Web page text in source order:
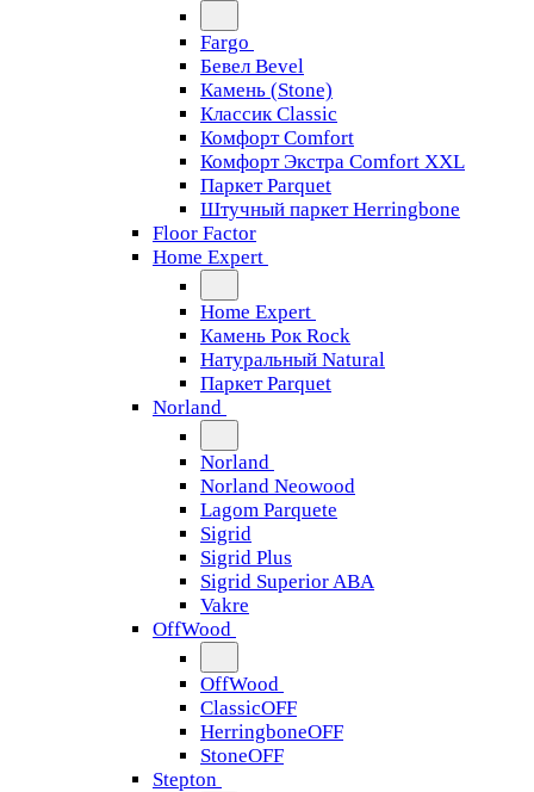
Fargo
Бевел Bevel
Камень (Stone)
Классик Classic
Комфорт Comfort
Комфорт Экстра Comfort XXL
Паркет Parquet
Штучный паркет Herringbone
Floor Factor
Home Expert
Home Expert
Камень Рок Rock
Натуральный Natural
Паркет Parquet
Norland
Norland
Norland Neowood
Lagom Parquete
Sigrid
Sigrid Plus
Sigrid Superior ABA
Vakre
OffWood
OffWood
ClassicOFF
HerringboneOFF
StoneOFF
Stepton